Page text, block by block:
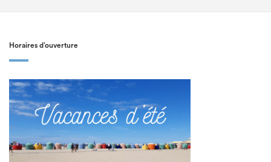
Horaires d’ouverture